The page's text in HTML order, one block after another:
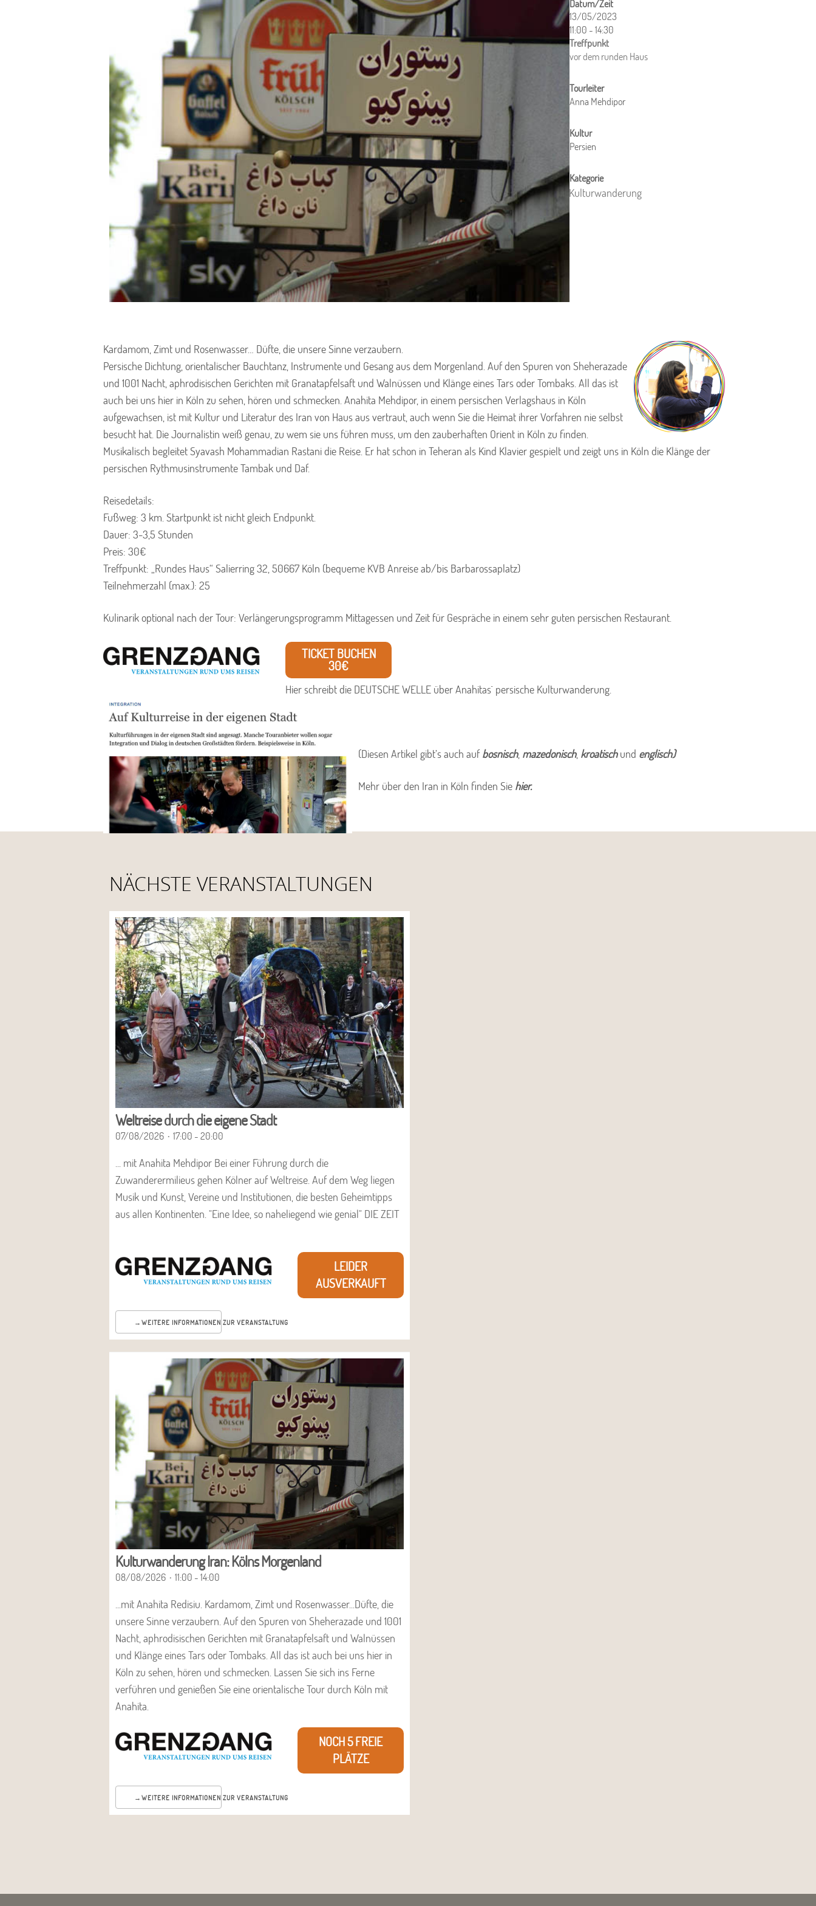
13/05/2023
11:00 - 14:30
ICS herunterladen
vor dem runden Haus
Anna Mehdipor
Persien
Kulturwanderung
Kardamom, Zimt und Rosenwasser… Düfte, die unsere Sinne verzaubern.
Persische Dichtung, orientalischer Bauchtanz, Instrumente und Gesang aus dem Morgenland. Auf den Spuren von Sheherazade
und 1001 Nacht, aphrodisischen Gerichten mit Granatapfelsaft und Walnüssen und Klänge eines Tars oder Tombaks. All das ist
auch bei uns hier in Köln zu sehen, hören und schmecken. Anahita Mehdipor, in einem persischen Verlagshaus in Köln
aufgewachsen, ist mit Kultur und Literatur des Iran von Haus aus vertraut, auch wenn Sie die Heimat ihrer Vorfahren nie selbst
besucht hat. Die Journalistin weiß genau, zu wem sie uns führen muss, um den zauberhaften Orient in Köln zu finden.
Musikalisch begleitet Syavash Mohammadian Rastani die Reise. Er hat schon in Teheran als Kind Klavier gespielt und zeigt uns in Köln die Klänge der
persischen Rythmusinstrumente Tambak und Daf.
Reisedetails:
Fußweg: 3 km. Startpunkt ist nicht gleich Endpunkt.
Dauer: 3-3,5 Stunden
Preis: 30€
Treffpunkt: „Rundes Haus“ Salierring 32, 50667 Köln (bequeme KVB Anreise ab/bis Barbarossaplatz)
Teilnehmerzahl (max.): 25
Kulinarik optional nach der Tour: Verlängerungsprogramm Mittagessen und Zeit für Gespräche in einem sehr guten persischen Restaurant.
TICKET BUCHEN
30€
Hier schreibt die DEUTSCHE WELLE über Anahitas´ persische Kulturwanderung.
(Diesen Artikel gibt’s auch aufbosnisch, mazedonisch, kroatischund englisch)
Mehr über den Iran in Köln finden Sie hier.
NÄCHSTE VERANSTALTUNGEN
Weltreise durch die eigene Stadt
07/08/2026 17:00 - 20:00
... mit Anahita Mehdipor Bei einer Führung durch die
Zuwanderermilieus gehen Kölner auf Weltreise. Auf dem Weg liegen
Musik und Kunst, Vereine und Institutionen, die besten Geheimtipps
aus allen Kontinenten. "Eine Idee, so naheliegend wie genial" DIE ZEIT
LEIDER
AUSVERKAUFT
WEITERE INFORMATIONEN
Kulturwanderung Iran: Kölns Morgenland
08/08/2026 11:00 - 14:00
...mit Anahita Redisiu. Kardamom, Zimt und Rosenwasser...Düfte, die
unsere Sinne verzaubern. Auf den Spuren von Sheherazade und 1001
Nacht, aphrodisischen Gerichten mit Granatapfelsaft und Walnüssen
und Klänge eines Tars oder Tombaks. All das ist auch bei uns hier in
Köln zu sehen, hören und schmecken. Lassen Sie sich ins Ferne
verführen und genießen Sie eine orientalische Tour durch Köln mit
Anahita.
NOCH 5 FREIE
PLÄTZE
WEITERE INFORMATIONEN